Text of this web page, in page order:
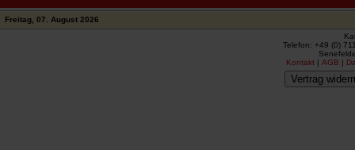
Freitag, 07. August 2026
Telefon: +49 (0)
Kontakt |AGB |
Vertrag